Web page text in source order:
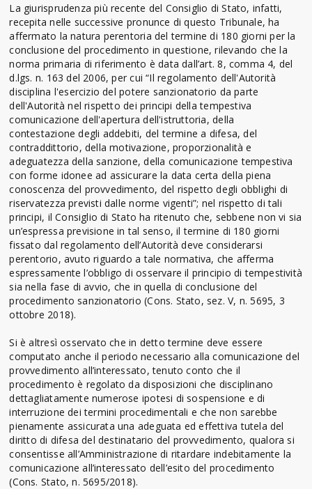
La giurisprudenza più recente del Consiglio di Stato, infatti,
recepita nelle successive pronunce di questo Tribunale, ha
affermato la natura perentoria del termine di 180 giorni per la
conclusione del procedimento in questione, rilevando che la
norma primaria di riferimento è data dall’art. 8, comma 4, del
d.lgs. n. 163 del 2006, per cui “Il regolamento dell'Autorità
disciplina l'esercizio del potere sanzionatorio da parte
dell'Autorità nel rispetto dei principi della tempestiva
comunicazione dell'apertura dell'istruttoria, della
contestazione degli addebiti, del termine a difesa, del
contraddittorio, della motivazione, proporzionalità e
adeguatezza della sanzione, della comunicazione tempestiva
con forme idonee ad assicurare la data certa della piena
conoscenza del provvedimento, del rispetto degli obblighi di
riservatezza previsti dalle norme vigenti”; nel rispetto di tali
principi, il Consiglio di Stato ha ritenuto che, sebbene non vi sia
un’espressa previsione in tal senso, il termine di 180 giorni
fissato dal regolamento dell’Autorità deve considerarsi
perentorio, avuto riguardo a tale normativa, che afferma
espressamente l’obbligo di osservare il principio di tempestività
sia nella fase di avvio, che in quella di conclusione del
procedimento sanzionatorio (Cons. Stato, sez. V, n. 5695, 3
ottobre 2018).
Si è altresì osservato che in detto termine deve essere
computato anche il periodo necessario alla comunicazione del
provvedimento all’interessato, tenuto conto che il
procedimento è regolato da disposizioni che disciplinano
dettagliatamente numerose ipotesi di sospensione e di
interruzione dei termini procedimentali e che non sarebbe
pienamente assicurata una adeguata ed effettiva tutela del
diritto di difesa del destinatario del provvedimento, qualora si
consentisse all’Amministrazione di ritardare indebitamente la
comunicazione all’interessato dell’esito del procedimento
(Cons. Stato, n. 5695/2018).